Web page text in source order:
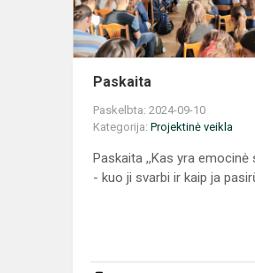
Paskaita
Paskelbta: 2024-09-10
Kategorija: Projektinė veikla
Paskaita ,,Kas yra emocinė
- kuo ji svarbi ir kaip ja